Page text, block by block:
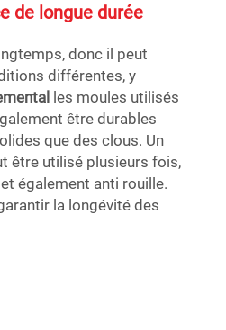
de longue durée
donc il peut
différentes, y
les moules utilisés
être durables
que des clous. Un
être utilisé plusieurs fois,
également anti rouille.
la longévité des